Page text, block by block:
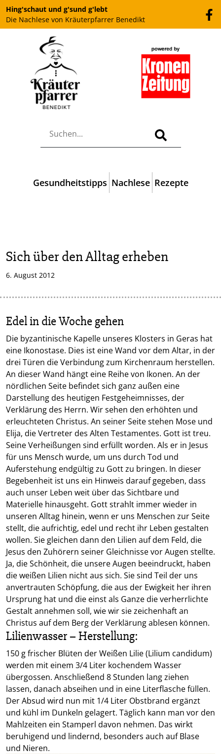
Hing'schaut und g'sund g'lebt
Die Nachlese von Kräuterpfarrer Benedikt
Gesundheitstipps Nachlese Rezepte
Sich über den Alltag erheben
6. August 2012
Edel in die Woche gehen
Die byzantinische Kapelle unseres Klosters in Geras hat
eine Ikonostase. Dies ist eine Wand vor dem Altar, in der
drei Türen die Verbindung zum Kirchenraum herstellen.
An dieser Wand hängt eine Reihe von Ikonen. An der
nördlichen Seite befindet sich ganz außen eine
Darstellung des heutigen Festgeheimnisses, der
Verklärung des Herrn. Wir sehen den erhöhten und
erleuchteten Christus. An seiner Seite stehen Mose und
Elija, die Vertreter des Alten Testamentes. Gott ist treu.
Seine Verheißungen sind erfüllt worden. Als er in Jesus
für uns Mensch wurde, um uns durch Tod und
Auferstehung endgültig zu Gott zu bringen. In dieser
Begebenheit ist uns ein Hinweis darauf gegeben, dass
auch unser Leben weit über das Sichtbare und
Materielle hinausgeht. Gott strahlt immer wieder in
unseren Alltag hinein, wenn er uns Menschen zur Seite
stellt, die aufrichtig, edel und recht ihr Leben gestalten
wollen. Sie gleichen dann den Lilien auf dem Feld, die
Jesus den Zuhörern seiner Gleichnisse vor Augen stellte.
Ja, die Schönheit, die unsere Augen beeindruckt, haben
die weißen Lilien nicht aus sich. Sie sind Teil der uns
anvertrauten Schöpfung, die aus der Ewigkeit her ihren
Ursprung hat und die einst als Ganze die verherrlichte
Gestalt annehmen soll, wie wir sie zeichenhaft an
Christus auf dem Berg der Verklärung ablesen können.
Lilienwasser – Herstellung:
150 g frischer Blüten der Weißen Lilie (Lilium candidum)
werden mit einem 3/4 Liter kochendem Wasser
übergossen. Anschließend 8 Stunden lang ziehen
lassen, danach abseihen und in eine Literflasche füllen.
Der Absud wird nun mit 1/4 Liter Obstbrand ergänzt
und kühl im Dunkeln gelagert. Täglich kann man vor den
Mahlzeiten ein Stamperl davon nehmen. Das wirkt
beruhigend und lindernd, besonders auch auf Blase
und Nieren.